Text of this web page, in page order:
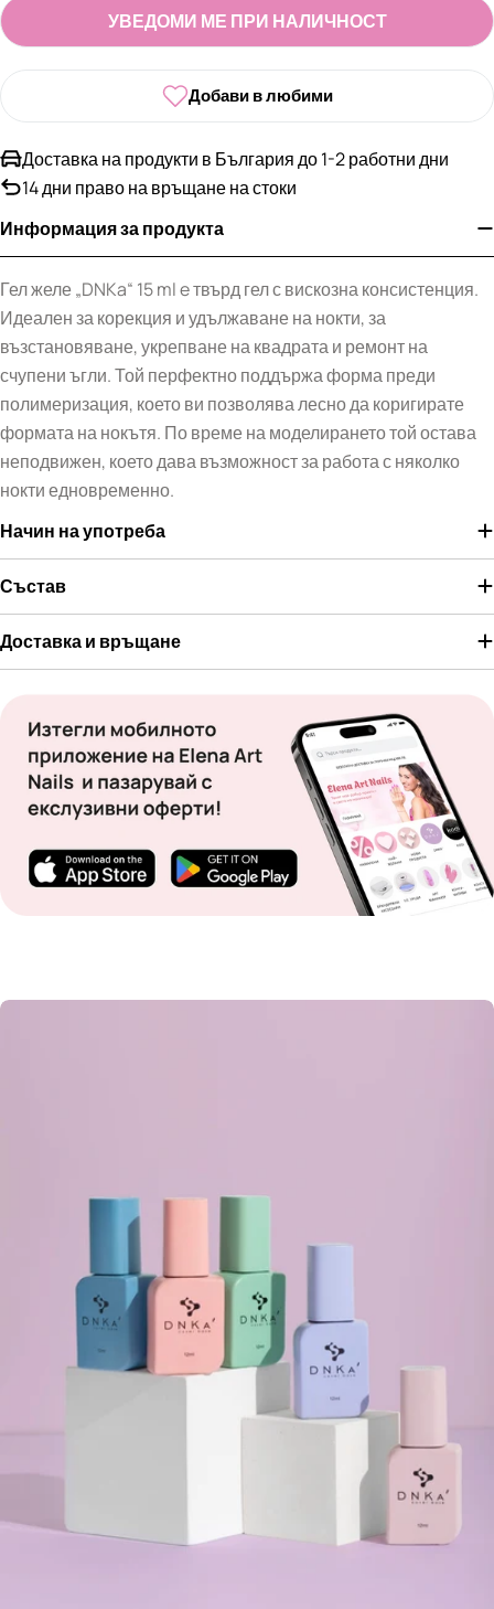
УВЕДОМИ МЕ ПРИ НАЛИЧНОСТ
Добави в любими
Доставка на продукти в България до 1-2 работни дни
14 дни право на връщане на стоки
Информация за продукта
Гел желе „DNKa“ 15 ml e твърд гел с вискозна консистенция.
Идеален за корекция и удължаване на нокти, за
възстановяване, укрепване на квадрата и ремонт на
счупени ъгли. Той перфектно поддържа форма преди
полимеризация, което ви позволява лесно да коригирате
формата на нокътя. По време на моделирането той остава
неподвижен, което дава възможност за работа с няколко
нокти едновременно.
Начин на употреба
Състав
Доставка и връщане